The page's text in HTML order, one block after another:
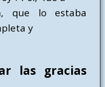
que lo estaba
y
las gracias